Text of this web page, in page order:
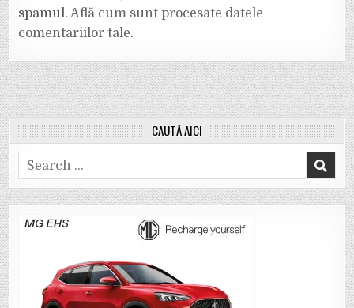
spamul.Află cum sunt procesate datele
comentariilor tale.
CAUTĂ AICI
Search
for: